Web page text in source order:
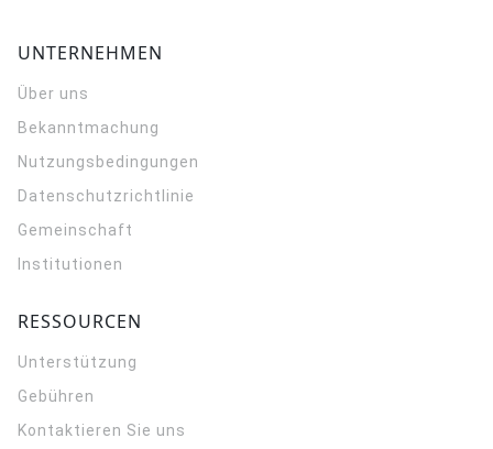
UNTERNEHMEN
Über uns
Bekanntmachung
Nutzungsbedingungen
Datenschutzrichtlinie
Gemeinschaft
Institutionen
RESSOURCEN
Unterstützung
Gebühren
Kontaktieren Sie uns